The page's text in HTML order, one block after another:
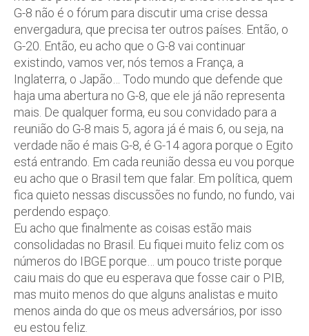
G-8 não é o fórum para discutir uma crise dessa
envergadura, que precisa ter outros países. Então, o
G-20. Então, eu acho que o G-8 vai continuar
existindo, vamos ver, nós temos a França, a
Inglaterra, o Japão… Todo mundo que defende que
haja uma abertura no G-8, que ele já não representa
mais. De qualquer forma, eu sou convidado para a
reunião do G-8 mais 5, agora já é mais 6, ou seja, na
verdade não é mais G-8, é G-14 agora porque o Egito
está entrando. Em cada reunião dessa eu vou porque
eu acho que o Brasil tem que falar. Em política, quem
fica quieto nessas discussões no fundo, no fundo, vai
perdendo espaço.
Eu acho que finalmente as coisas estão mais
consolidadas no Brasil. Eu fiquei muito feliz com os
números do IBGE porque… um pouco triste porque
caiu mais do que eu esperava que fosse cair o PIB,
mas muito menos do que alguns analistas e muito
menos ainda do que os meus adversários, por isso
eu estou feliz.